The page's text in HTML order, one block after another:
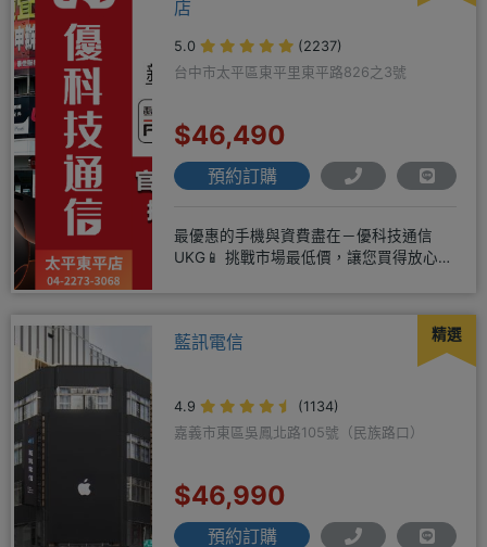
店
5.0
(2237)
台中市太平區東平里東平路826之3號
$46,490
預約訂購
最優惠的手機與資費盡在－優科技通信
UKG📱 挑戰市場最低價，讓您買得放心又
精選
藍訊電信
4.9
(1134)
嘉義市東區吳鳳北路105號（民族路口）
$46,990
預約訂購